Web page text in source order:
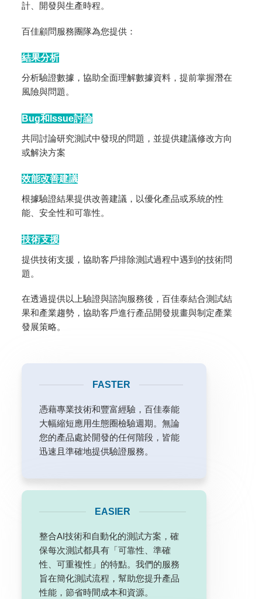
計、開發與生產時程。
百佳顧問服務團隊為您提供：
結果分析
分析驗證數據，協助全面理解數據資料，提前掌握潛在
風險與問題。
Bug和Issue討論
共同討論研究測試中發現的問題，並提供建議修改方向
或解決方案
效能改善建議
根據驗證結果提供改善建議，以優化產品或系統的性
能、安全性和可靠性。
技術支援
提供技術支援，協助客戶排除測試過程中遇到的技術問
題。
在透過提供以上驗證與諮詢服務後，百佳泰結合測試結
果和產業趨勢，協助客戶進行產品開發規畫與制定產業
發展策略。
FASTER
憑藉專業技術和豐富經驗，百佳泰能
大幅縮短應用生態圈檢驗週期。無論
您的產品處於開發的任何階段，皆能
迅速且準確地提供驗證服務。
EASIER
整合AI技術和自動化的測試方案，確
保每次測試都具有「可靠性、準確
性、可重複性」的特點。我們的服務
旨在簡化測試流程，幫助您提升產品
性能，節省時間成本和資源。